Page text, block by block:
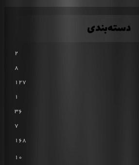
دسته‌بندی
2
8
127
1
36
7
168
10